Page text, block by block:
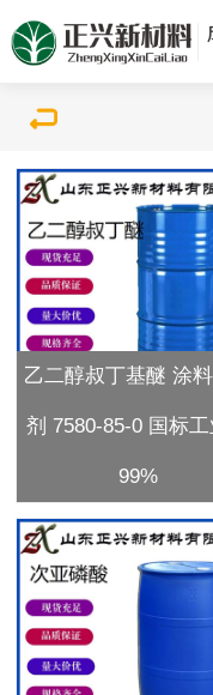
乙二醇叔丁基醚 涂
剂 7580-85-0 国标
99%